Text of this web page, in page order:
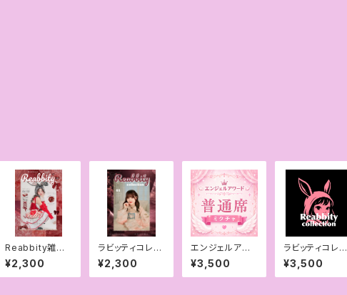
Reabbity雑誌0
4 予約販売
¥2,300
ラビッティコレク
ションフォトブッ
ク
¥2,300
エンジェルアワ
ード 普通席
［ミクチャ専用］
¥3,500
ラビッティコレク
ション 《スタン
ディング》
¥3,500